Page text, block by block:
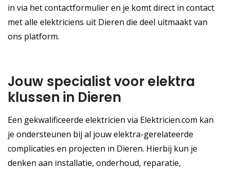
in via het contactformulier en je komt direct in contact
met alle elektriciens uit Dieren die deel uitmaakt van
ons platform.
Jouw specialist voor elektra
klussen in Dieren
Een gekwalificeerde elektricien via Elektricien.com kan
je ondersteunen bij al jouw elektra-gerelateerde
complicaties en projecten in Dieren. Hierbij kun je
denken aan installatie, onderhoud, reparatie,